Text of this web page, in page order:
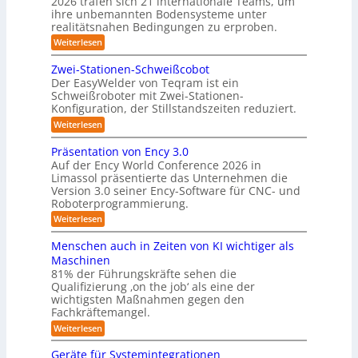
u
t
o
m
a
t
i
s
i
e
r
u
n
g
s
l
ö
s
u
n
g
e
n
-
S
t
e
r
e
o
-
K
m
e
r
a
s
y
s
t
e
m
f
ü
r
/
D
r
e
h
m
o
m
e
n
t
s
e
n
s
o
r
f
ü
r
I
n
d
u
s
t
r
i
e
r
ihre unbemannten Bodensysteme unter
realitätsnahen Bedingungen zu erproben.
Weiterlesen:
L
e
i
s
t
u
n
g
s
v
e
r
g
l
e
i
c
h
v
o
n
m
i
l
i
t
ä
r
Zwei-Stationen-Schweißcobot
Der EasyWelder von Teqram ist ein
Schweißroboter mit Zwei-Stationen-
Konfiguration, der Stillstandszeiten reduziert.
Weiterlesen:
Z
w
e
i
-
S
t
a
t
i
o
n
e
n
-
S
c
h
w
Präsentation von Ency 3.0
Auf der Ency World Conference 2026 in
Limassol präsentierte das Unternehmen die
Version 3.0 seiner Ency-Software für CNC- und
Roboterprogrammierung.
Weiterlesen:
P
ä
s
e
n
t
a
t
i
o
n
Menschen auch in Zeiten von KI wichtiger als
Maschinen
81% der Führungskräfte sehen die
Qualifizierung ‚on the job‘ als eine der
wichtigsten Maßnahmen gegen den
Fachkräftemangel.
Weiterlesen:
M
Geräte für Systemintegrationen